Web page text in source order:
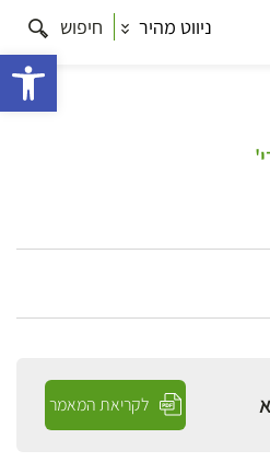
ניווט מהיר חיפוש
לקריאת המאמר